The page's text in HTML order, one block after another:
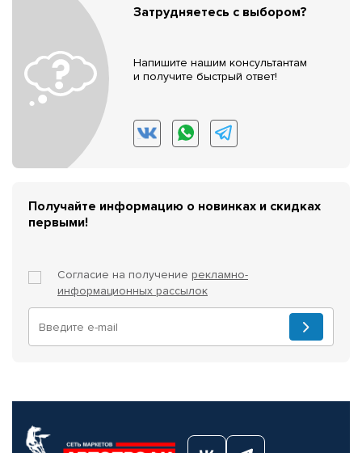
Затрудняетесь с выбором?
Напишите нашим консультантам
и получите быстрый ответ!
Получайте информацию о новинках и скидках
первыми!
Согласие на получение рекламно-
информационных рассылок